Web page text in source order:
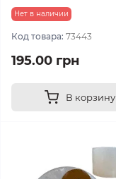
Нет в наличии
Код товара: 73443
195.00 грн
В корзину